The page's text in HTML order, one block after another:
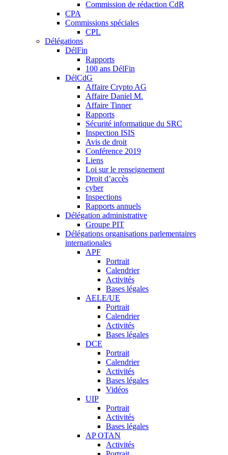
Commission de rédaction CdR
CPA
Commissions spéciales
CPL
Délégations
DélFin
Rapports
100 ans DélFin
DélCdG
Affaire Crypto AG
Affaire Daniel M.
Affaire Tinner
Rapports
Sécurité informatique du SRC
Inspection ISIS
Avis de droit
Conférence 2019
Liens
Loi sur le renseignement
Droit d’accès
cyber
Inspections
Rapports annuels
Délégation administrative
Groupe PIT
Délégations organisations parlementaires
internationales
APF
Portrait
Calendrier
Activités
Bases légales
AELE/UE
Portrait
Calendrier
Activités
Bases légales
DCE
Portrait
Calendrier
Activités
Bases légales
Vidéos
UIP
Portrait
Activités
Bases légales
AP OTAN
Activités